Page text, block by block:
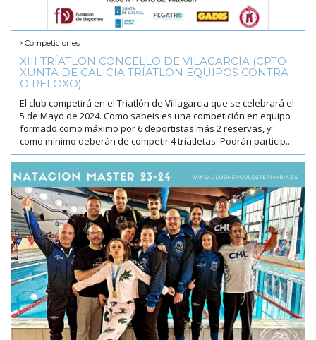
Competiciones
XIII TRÍATLON CONCELLO DE VILAGARCÍA (CPTO
XUNTA DE GALICIA TRÍATLON EQUIPOS CONTRA
O RELOXO)
El club competirá en el Triatlón de Villagarcia que se celebrará el
5 de Mayo de 2024. Como sabeis es una competición en equipo
formado como máximo por 6 deportistas más 2 reservas, y
como mínimo deberán de competir 4 triatletas. Podrán particip...